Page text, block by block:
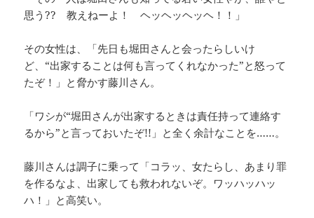
思う?? 教えねーよ！ ヘッヘッヘッヘ！！」
その女性は、「先日も堀田さんと会ったらしいけ
ど、“出家することは何も言ってくれなかった”と怒って
たぞ！」と脅かす藤川さん。
「ワシが“堀田さんが出家するときは責任持って連絡す
るから”と言っておいたぞ!!」と全く余計なことを……。
藤川さんは調子に乗って「コラッ、女たらし、あまり罪
を作るなよ、出家しても救われないぞ。ワッハッハッ
ハ！」と高笑い。